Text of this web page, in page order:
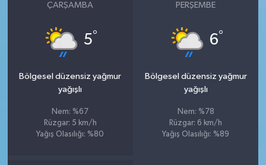
ÇARŞAMBA
5°
Bölgesel düzensiz yağmur
yağışlı
Nem: %67
Rüzgar: 5 km/h
Yağış Olasılığı: %80
PERŞEMBE
6°
Bölgesel düzensiz yağmur
yağışlı
Nem: %78
Rüzgar: 6 km/h
Yağış Olasılığı: %89